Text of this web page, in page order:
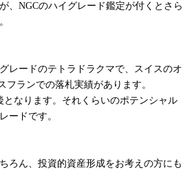
、NGCのハイグレード鑑定が付くとさら
レードのテトラドラクマで、スイスのオ
フランでの落札実績があります。
となります。それくらいのポテンシャル
ードです。
ろん、投資的資産形成をお考えの方にも